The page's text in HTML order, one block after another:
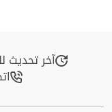
آخر تحديث